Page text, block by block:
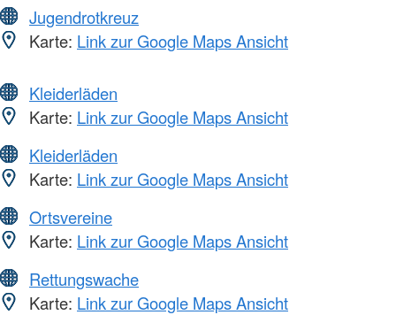
Jugendrotkreuz
Karte: Link zur Google Maps Ansicht
Kleiderläden
Karte: Link zur Google Maps Ansicht
Kleiderläden
Karte: Link zur Google Maps Ansicht
Ortsvereine
Karte: Link zur Google Maps Ansicht
Rettungswache
Karte: Link zur Google Maps Ansicht